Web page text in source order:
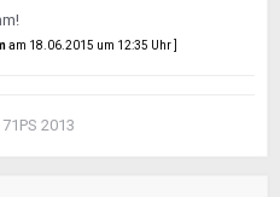
am 18.06.2015 um 12:35 Uhr ]
2013